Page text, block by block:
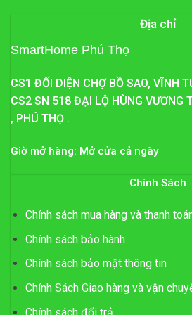
Địa chỉ
SmartHome Phú Thọ
CS1 ĐỐI DIỆN CHỢ BỒ SAO, VĨNH
CS2 SN 518 ĐẠI LỘ HÙNG VƯƠNG
, PHÚ THỌ .
Giờ mở hàng: Mở cửa cả ngày
Chính Sách
Chính sách mua hàng và thanh
Chính sách bảo hành
Chính sách bảo mật thông tin
Chính Sách Giao hàng và vận
Chính sách đổi trả